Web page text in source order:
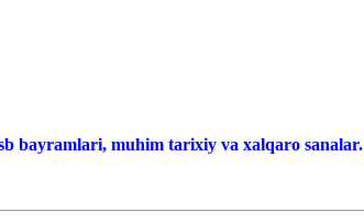
bayramlari, muhim tarixiy va xalqaro sanalar.